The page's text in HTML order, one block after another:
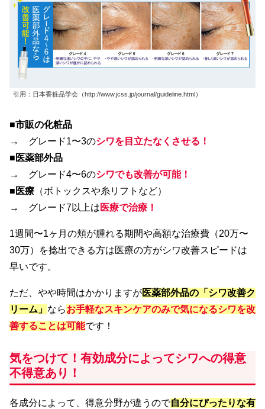
引用：日本香粧品学会（http://www.jcss.jp/journal/guideline.html）
■市販の化粧品
→ グレード1〜3のシワを目立たなくさせる！
■医薬部外品
→ グレード4〜6のシワでも改善が可能！
■医療 （ボトックスや糸リフトなど）
→ グレード7以上は医療で治療！
1週間〜1ヶ月の頬が腫れる期間や高額な治療費（20万〜
30万）を捻出できる方は医療の方がシワ改善スピードは
早いです。
ただ、やや時間はかかりますが医薬部外品の「シワ改善ク
リーム 」 ならお手軽なスキンケアのみで気になるシワを改
善することは可能です！
気をつけて！有効成分によってシワへの得意
不得意あり！
各成分によって、得意分野が違うので自分にぴったりな有